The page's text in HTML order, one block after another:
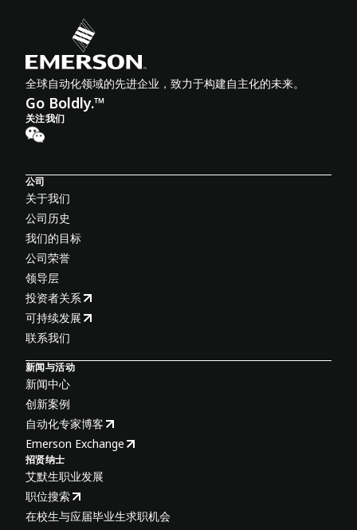
全球自动化领域的先进企业，致力于构建自主化的未来。
Go Boldly.™
关注我们
公司
关于我们
公司历史
我们的目标
公司荣誉
领导层
投资者关系
可持续发展
联系我们
新闻与活动
新闻中心
创新案例
自动化专家博客
Emerson Exchange
招贤纳士
艾默生职业发展
职位搜索
在校生与应届毕业生求职机会